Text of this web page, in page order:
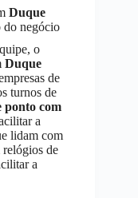
Duque
do negócio
o
Duque
de
turnos de
ponto com
a
lidam com
de
a